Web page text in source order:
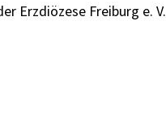
Erzdiözese Freiburg e. V.